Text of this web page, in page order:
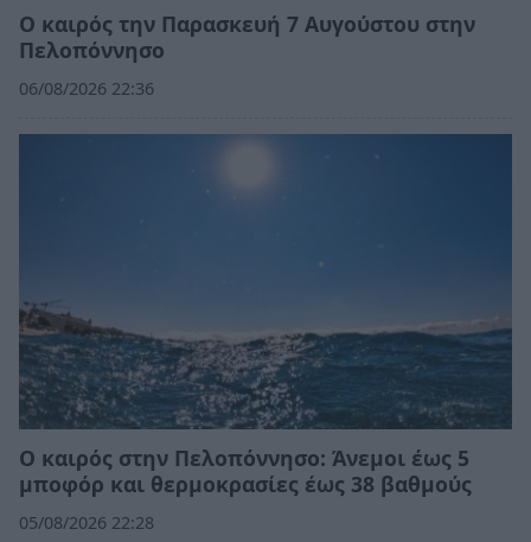
Ο καιρός την Παρασκευή 7 Αυγούστου στην
Πελοπόννησο
06/08/2026 22:36
Ο καιρός στην Πελοπόννησο: Άνεμοι έως 5
μποφόρ και θερμοκρασίες έως 38 βαθμούς
05/08/2026 22:28